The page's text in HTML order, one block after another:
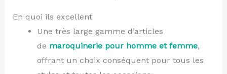
En quoi ils excellent
Une très large gamme d’articles
de maroquinerie pour homme et femme,
offrant un choix conséquent pour tous les